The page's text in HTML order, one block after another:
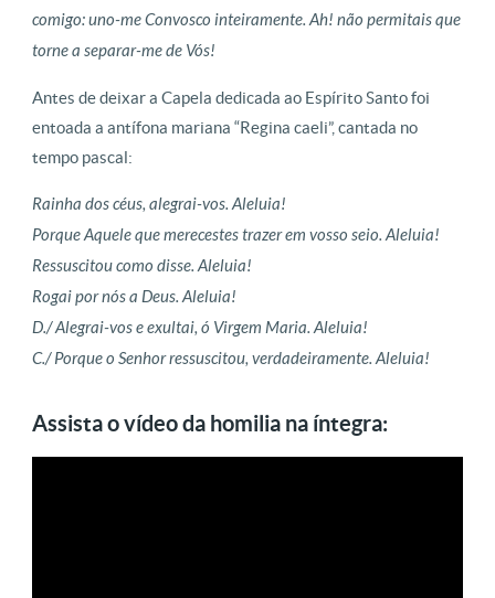
comigo: uno-me Convosco inteiramente. Ah! não permitais que
torne a separar-me de Vós!
Antes de deixar a Capela dedicada ao Espírito Santo foi
entoada a antífona mariana “Regina caeli”, cantada no
tempo pascal:
Rainha dos céus, alegrai-vos. Aleluia!
Porque Aquele que merecestes trazer em vosso seio. Aleluia!
Ressuscitou como disse. Aleluia!
Rogai por nós a Deus. Aleluia!
D./ Alegrai-vos e exultai, ó Virgem Maria. Aleluia!
C./ Porque o Senhor ressuscitou, verdadeiramente. Aleluia!
Assista o vídeo da homilia na íntegra: